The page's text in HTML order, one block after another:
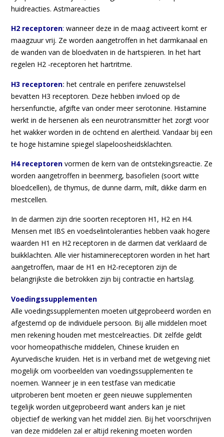
huidreacties. Astmareacties
H2 receptoren: wanneer deze in de maag activeert komt er
maagzuur vrij. Ze worden aangetroffen in het darmkanaal en
de wanden van de bloedvaten in de hartspieren. In het hart
regelen H2 -receptoren het hartritme.
H3 receptoren: het centrale en perifere zenuwstelsel
bevatten H3 receptoren. Deze hebben invloed op de
hersenfunctie, afgifte van onder meer serotonine. Histamine
werkt in de hersenen als een neurotransmitter het zorgt voor
het wakker worden in de ochtend en alertheid. Vandaar bij een
te hoge histamine spiegel slapeloosheidsklachten.
H4 receptoren vormen de kern van de ontstekingsreactie. Ze
worden aangetroffen in beenmerg, basofielen (soort witte
bloedcellen), de thymus, de dunne darm, milt, dikke darm en
mestcellen.
In de darmen zijn drie soorten receptoren H1, H2 en H4.
Mensen met IBS en voedselintoleranties hebben vaak hogere
waarden H1 en H2 receptoren in de darmen dat verklaard de
buikklachten. Alle vier histaminereceptoren worden in het hart
aangetroffen, maar de H1 en H2-receptoren zijn de
belangrijkste die betrokken zijn bij contractie en hartslag.
Voedingssupplementen
Alle voedingssupplementen moeten uitgeprobeerd worden en
afgestemd op de individuele persoon. Bij alle middelen moet
men rekening houden met mestcelreacties. Dit zelfde geldt
voor homeopathische middelen, Chinese kruiden en
Ayurvedische kruiden. Het is in verband met de wetgeving niet
mogelijk om voorbeelden van voedingssupplementen te
noemen. Wanneer je in een testfase van medicatie
uitproberen bent moeten er geen nieuwe supplementen
tegelijk worden uitgeprobeerd want anders kan je niet
objectief de werking van het middel zien. Bij het voorschrijven
van deze middelen zal er altijd rekening moeten worden